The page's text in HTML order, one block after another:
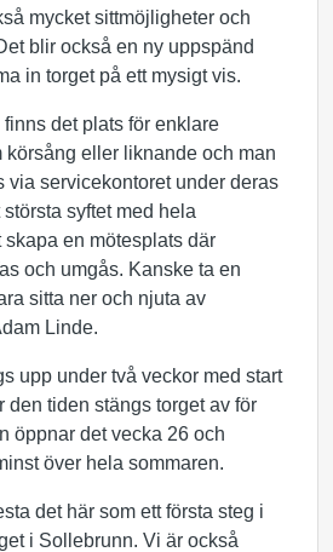
mycket sittmöjligheter och
blir också en ny uppspänd
in torget på ett mysigt vis.
det plats för enklare
körsång eller liknande och man
via servicekontoret under deras
syftet med hela
skapa en mötesplats där
och umgås. Kanske ta en
sitta ner och njuta av
Linde.
upp under två veckor med start
den tiden stängs torget av för
öppnar det vecka 26 och
över hela sommaren.
det här som ett första steg i
i Sollebrunn. Vi är också